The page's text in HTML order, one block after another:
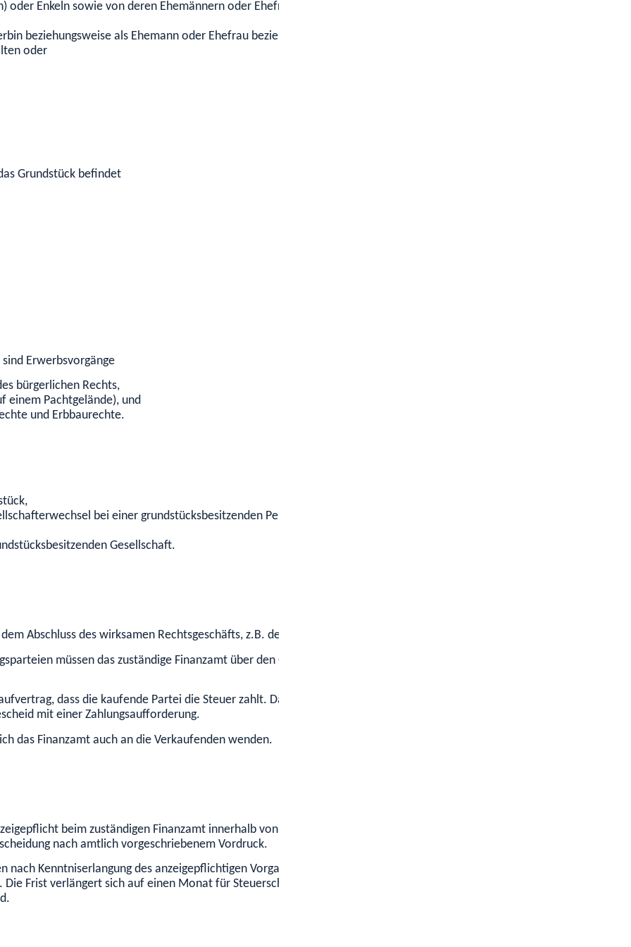
Enkeln sowie von deren Ehemännern oder Ehefrauen beziehungsweise deren Lebenspartnern oder
beziehungsweise als Ehemann oder Ehefrau beziehungsweise eingetragener Lebenspartner oder eingetragene
oder
Grundstück befindet
Erwerbsvorgänge
bürgerlichen Rechts,
einem Pachtgelände), und
und Erbbaurechte.
bei einer grundstücksbesitzenden Personengesellschaft und ab 01.07.2021 einer grundbesitzenden
Gesellschaft.
Abschluss des wirksamen Rechtsgeschäfts, z.B. des notariellen Kaufvertrages.
müssen das zuständige Finanzamt über den Grundstückskauf bzw. über andere grunderwerbsteuerbare
dass die kaufende Partei die Steuer zahlt. Das Finanzamt setzt daher zuerst gegenüber dieser Partei die
mit einer Zahlungsaufforderung.
das Finanzamt auch an die Verkaufenden wenden.
beim zuständigen Finanzamt innerhalb von zwei Wochen nach Beurkundung, nach
nach amtlich vorgeschriebenem Vordruck.
Kenntniserlangung des anzeigepflichtigen Vorgangs Anzeige beim zuständigen Finanzamt zu erstatten, auch
Frist verlängert sich auf einen Monat für Steuerschuldner ohne Wohnsitz oder gewöhnlichen Aufenthalt bzw. ohne